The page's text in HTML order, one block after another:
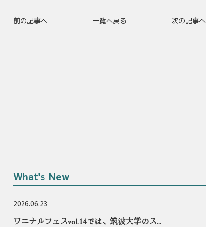
前の記事へ 一覧へ戻る 次の記事へ
What's New
2026.06.23
ワニナルフェスvol.14では、筑波大学のス...